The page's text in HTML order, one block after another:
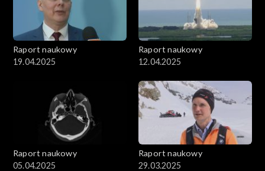
Raport naukowy
19.04.2025
Raport naukowy
12.04.2025
Raport naukowy
05.04.2025
Raport naukowy
29.03.2025